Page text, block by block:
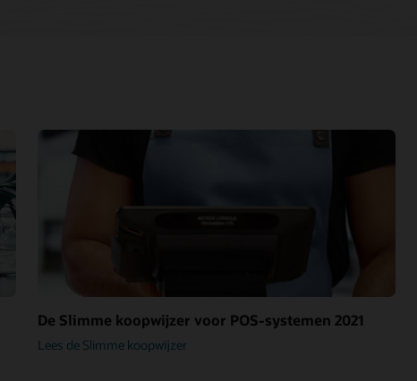
De Slimme koopwijzer voor POS-systemen 2021
Lees de Slimme koopwijzer